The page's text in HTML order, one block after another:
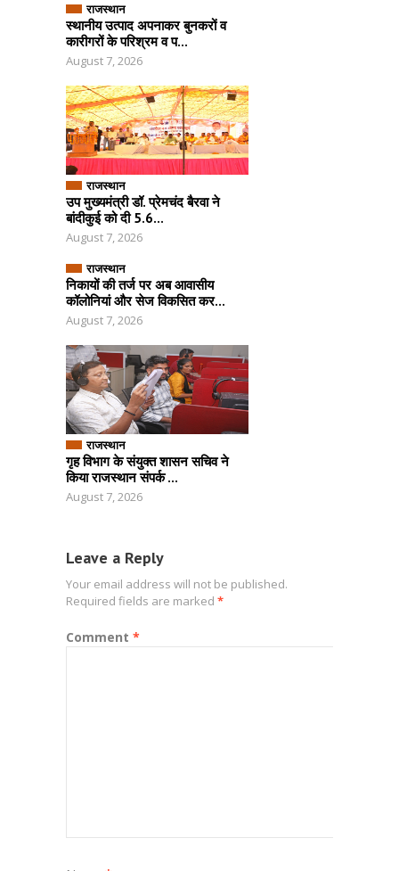
राजस्थान
स्थानीय उत्पाद अपनाकर बुनकरों व
कारीगरों के परिश्रम व प...
August 7, 2026
राजस्थान
उप मुख्यमंत्री डॉ. प्रेमचंद बैरवा ने
बांदीकुई को दी 5.6...
August 7, 2026
राजस्थान
निकायों की तर्ज पर अब आवासीय
कॉलोनियां और सेज विकसित कर...
August 7, 2026
राजस्थान
गृह विभाग के संयुक्त शासन सचिव ने
किया राजस्थान संपर्क ...
August 7, 2026
Leave a Reply
Your email address will not be published.
Required fields are marked *
Comment *